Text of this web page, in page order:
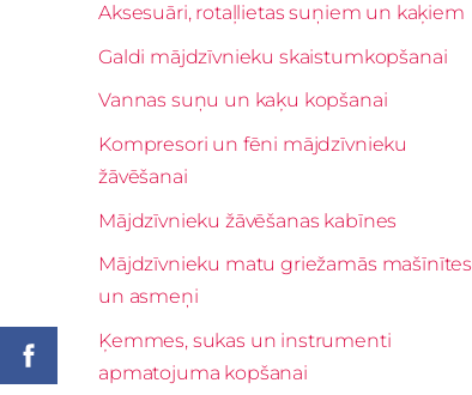
Aksesuāri, rotaļlietas suņiem un kaķiem
Galdi mājdzīvnieku skaistumkopšanai
Vannas suņu un kaķu kopšanai
Kompresori un fēni mājdzīvnieku
žāvēšanai
Mājdzīvnieku žāvēšanas kabīnes
Mājdzīvnieku matu griežamās mašīnītes
un asmeņi
Ķemmes, sukas un instrumenti
apmatojuma kopšanai